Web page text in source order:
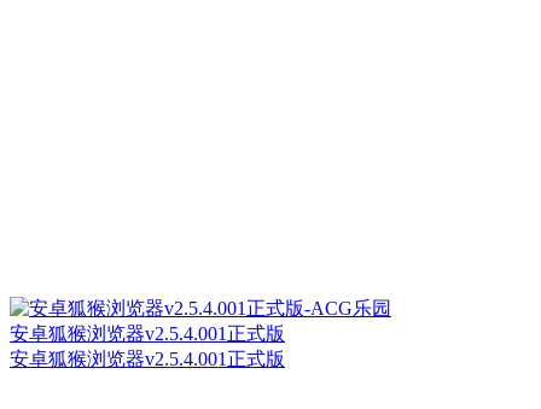
安卓狐猴浏览器v2.5.4.001正式版
安卓狐猴浏览器v2.5.4.001正式版